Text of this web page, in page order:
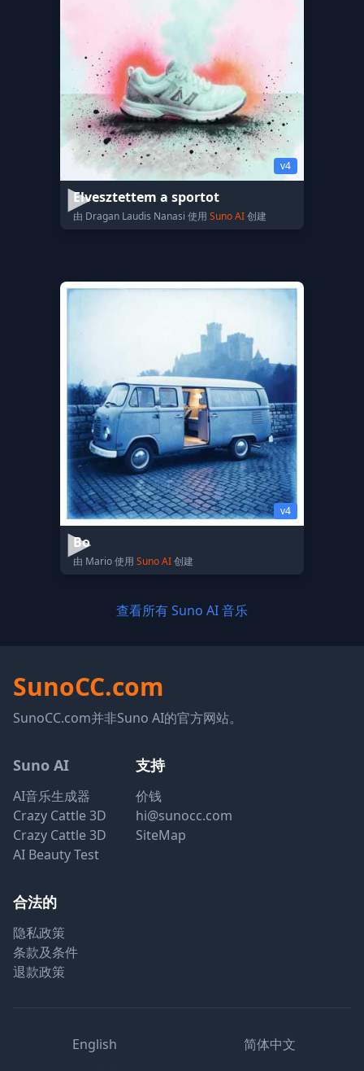
v4
Elvesztettem a sportot
由 Dragan Laudis Nanasi 使用 Suno AI创建
v4
Bo
由 Mario 使用 Suno AI创建
查看所有 Suno AI 音乐
SunoCC.com
SunoCC.com并非Suno AI的官方网站。
Suno AI
AI音乐生成器
Crazy Cattle 3D
Crazy Cattle 3D
AI Beauty Test
支持
价钱
hi@sunocc.com
SiteMap
合法的
隐私政策
条款及条件
退款政策
English
简体中文